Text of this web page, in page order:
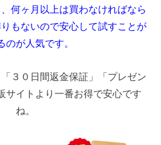
何ヶ月以上は買わなければなら
もないので安心して試すことが
のが人気です。
３０日間返金保証」「プレゼン
サイトより一番お得で安心です
ね。